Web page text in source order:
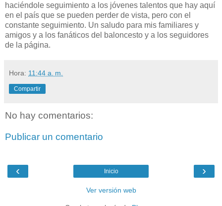
haciéndole seguimiento a los jóvenes talentos que hay aquí
en el país que se pueden perder de vista, pero con el
constante seguimiento. Un saludo para mis familiares y
amigos y a los fanáticos del baloncesto y a los seguidores
de la página.
Hora: 11:44 a. m.
Compartir
No hay comentarios:
Publicar un comentario
‹ ›
Inicio
Ver versión web